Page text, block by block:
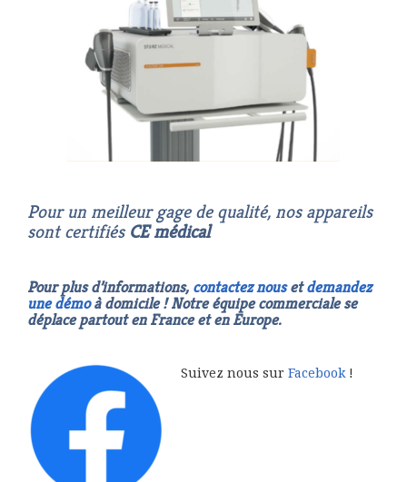
Pour un meilleur gage de qualité, nos appareils
sont certifiés CE médical
Pour plus d’informations, contactez nousetdemandez
une démoà domicile ! Notre équipe commerciale se
déplace partout en France et en Europe.
Suivez nous sur Facebook !